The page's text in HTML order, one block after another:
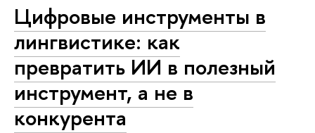
Цифровые инструменты в
лингвистике: как
превратить ИИ в полезный
инструмент, а не в
конкурента